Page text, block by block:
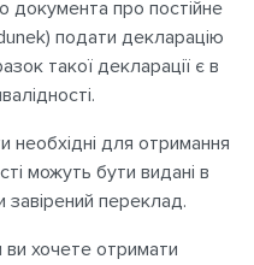
документа про постійне
подати декларацію
такої декларації є в
для отримання
можуть бути видані в
завірений переклад.
хочете отримати